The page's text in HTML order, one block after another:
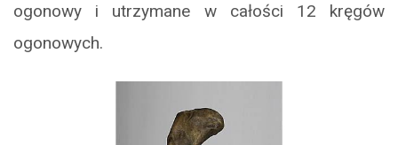
ogonowy i utrzymane w całości 12 kręgów
ogonowych.